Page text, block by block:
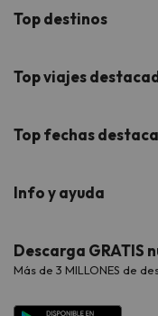
¿Quiénes somos?
Buscounchollo en los
Proveedores
Viajes para grupos
Top destinos
Hoteles Andalucía
Hoteles Cataluña
Hoteles Galicia
Top viajes
Viajes con Niños
Viajes de Novios
Chollos con Todo
Top fechas
Verano
Vacaciones en Agosto
Info y ayuda
Contáctanos
Preguntas frecuentes
Descarga GRATIS
Más de 3 MILLONES de